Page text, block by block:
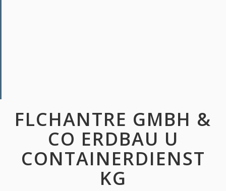
FLCHANTRE GMBH &
CO ERDBAU U
CONTAINERDIENST
KG